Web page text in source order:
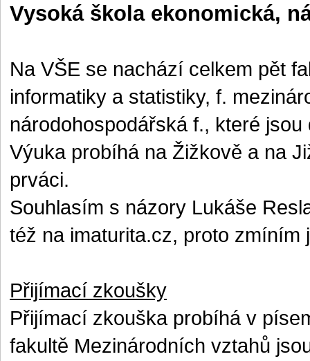
Vysoká škola ekonomická,
Na VŠE se nachází celkem pět
informatiky a statistiky, f.
národohospodářská f., které
Výuka probíhá na Žižkově a na
prváci.
Souhlasím s názory Lukáše
též na imaturita.cz, proto zmíním
Přijímací zkoušky
Přijímací zkouška probíhá v
fakultě Mezinárodních vztahů